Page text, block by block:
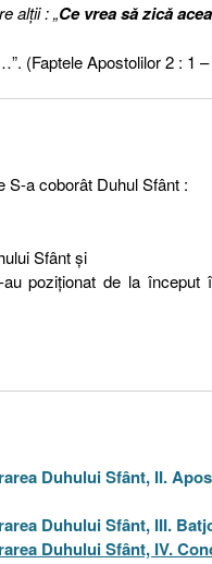
alţii : „Ce vrea să zică
(Faptele Apostolilor 2 : 1 –
a coborât Duhul Sfânt :
Sfânt şi
poziţionat de la început
Duhului Sfânt, II.
Duhului Sfânt, III.
Duhului Sfânt, IV.